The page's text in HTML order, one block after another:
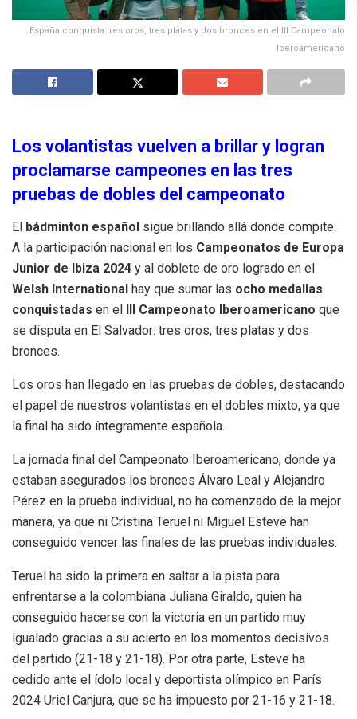
España conquista tres oros, tres platas y dos bronces en el III Campeonato
Iberoamericano
Los volantistas vuelven a brillar y logran
proclamarse campeones en las tres
pruebas de dobles del campeonato
El bádminton español sigue brillando allá donde compite.
A la participación nacional en los Campeonatos de Europa
Junior de Ibiza 2024 y al doblete de oro logrado en el
Welsh International hay que sumar las ocho medallas
conquistadas en el III Campeonato Iberoamericano que
se disputa en El Salvador: tres oros, tres platas y dos
bronces.
Los oros han llegado en las pruebas de dobles, destacando
el papel de nuestros volantistas en el dobles mixto, ya que
la final ha sido íntegramente española.
La jornada final del Campeonato Iberoamericano, donde ya
estaban asegurados los bronces Álvaro Leal y Alejandro
Pérez en la prueba individual, no ha comenzado de la mejor
manera, ya que ni Cristina Teruel ni Miguel Esteve han
conseguido vencer las finales de las pruebas individuales.
Teruel ha sido la primera en saltar a la pista para
enfrentarse a la colombiana Juliana Giraldo, quien ha
conseguido hacerse con la victoria en un partido muy
igualado gracias a su acierto en los momentos decisivos
del partido (21-18 y 21-18). Por otra parte, Esteve ha
cedido ante el ídolo local y deportista olímpico en París
2024 Uriel Canjura, que se ha impuesto por 21-16 y 21-18.